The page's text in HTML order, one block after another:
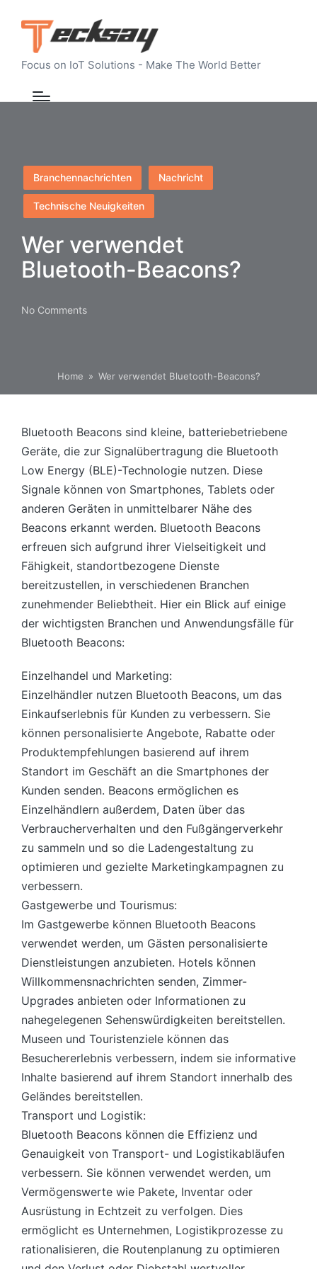
Focus on IoT Solutions - Make The World Better
Posted
in
Branchennachrichten Nachricht
Technische Neuigkeiten
Wer verwendet
Bluetooth-Beacons?
No Comments
Home » Wer verwendet Bluetooth-Beacons?
Bluetooth Beacons sind kleine, batteriebetriebene
Geräte, die zur Signalübertragung die Bluetooth
Low Energy (BLE)-Technologie nutzen. Diese
Signale können von Smartphones, Tablets oder
anderen Geräten in unmittelbarer Nähe des
Beacons erkannt werden. Bluetooth Beacons
erfreuen sich aufgrund ihrer Vielseitigkeit und
Fähigkeit, standortbezogene Dienste
bereitzustellen, in verschiedenen Branchen
zunehmender Beliebtheit. Hier ein Blick auf einige
der wichtigsten Branchen und Anwendungsfälle für
Bluetooth Beacons:
Einzelhandel und Marketing:
Einzelhändler nutzen Bluetooth Beacons, um das
Einkaufserlebnis für Kunden zu verbessern. Sie
können personalisierte Angebote, Rabatte oder
Produktempfehlungen basierend auf ihrem
Standort im Geschäft an die Smartphones der
Kunden senden. Beacons ermöglichen es
Einzelhändlern außerdem, Daten über das
Verbraucherverhalten und den Fußgängerverkehr
zu sammeln und so die Ladengestaltung zu
optimieren und gezielte Marketingkampagnen zu
verbessern.
Gastgewerbe und Tourismus:
Im Gastgewerbe können Bluetooth Beacons
verwendet werden, um Gästen personalisierte
Dienstleistungen anzubieten. Hotels können
Willkommensnachrichten senden, Zimmer-
Upgrades anbieten oder Informationen zu
nahegelegenen Sehenswürdigkeiten bereitstellen.
Museen und Touristenziele können das
Besuchererlebnis verbessern, indem sie informative
Inhalte basierend auf ihrem Standort innerhalb des
Geländes bereitstellen.
Transport und Logistik:
Bluetooth Beacons können die Effizienz und
Genauigkeit von Transport- und Logistikabläufen
verbessern. Sie können verwendet werden, um
Vermögenswerte wie Pakete, Inventar oder
Ausrüstung in Echtzeit zu verfolgen. Dies
ermöglicht es Unternehmen, Logistikprozesse zu
rationalisieren, die Routenplanung zu optimieren